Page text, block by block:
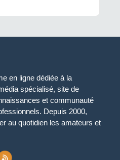
en ligne dédiée à la
spécialisé, site de
et communauté
Depuis 2000,
au quotidien les amateurs et